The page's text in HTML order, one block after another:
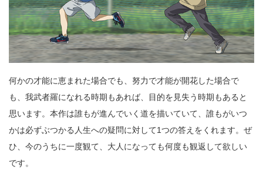
何かの才能に恵まれた場合でも、努力で才能が開花した場合で
も、我武者羅になれる時期もあれば、目的を見失う時期もあると
思います。本作は誰もが進んでいく道を描いていて、誰もがいつ
かは必ずぶつかる人生への疑問に対して1つの答えをくれます。ぜ
ひ、今のうちに一度観て、大人になっても何度も観返して欲しい
です。